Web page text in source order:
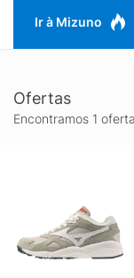
Ir à Mizuno
Ofertas
Encontramos 1